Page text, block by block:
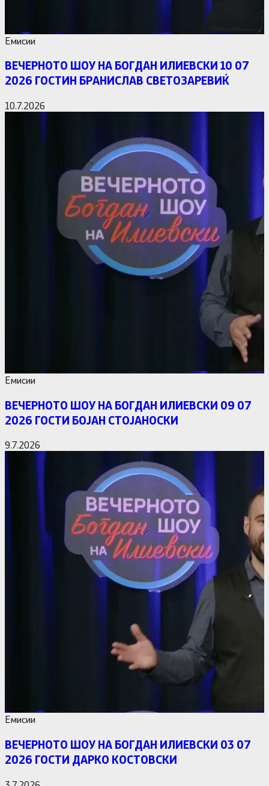
Емисии
ВЕЧЕРНОТО ШОУ НА БОГДАН ИЛИЕВСКИ 10 07
2026 ГОСТИН БРАНИСЛАВ СВЕТОЗАРЕВИЌ
10.7.2026
Емисии
ВЕЧЕРНОТО ШОУ НА БОГДАН ИЛИЕВСКИ 09 07
2026 ГОСТИ БОЈАН СТОЈАНОСКИ
9.7.2026
Емисии
ВЕЧЕРНОТО ШОУ НА БОГДАН ИЛИЕВСКИ 03 07
2026 ГОСТИ ДАРКО КОСТОВСКИ